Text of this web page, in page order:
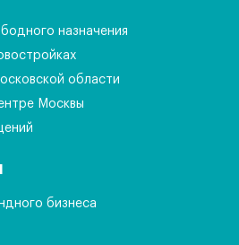
назначения
области
Москвы
бизнеса